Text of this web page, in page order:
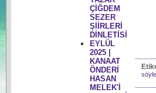
ÇİĞDEM
SEZER
ŞİİRLERİ
DİNLETİSİ
EYLÜL
2025 |
KANAAT
ÖNDERİ
HASAN
MELEK'İ